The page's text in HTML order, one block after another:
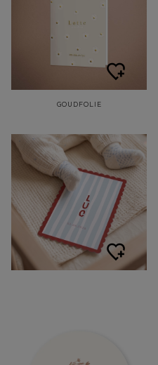
GOUDFOLIE